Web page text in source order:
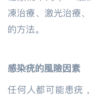
凍治療、激光治療
的方法。
感染疣的風險因素
任何人都可能患疣